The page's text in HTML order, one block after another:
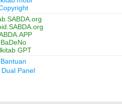
BaDeNo
GPT
Bantuan
Panel